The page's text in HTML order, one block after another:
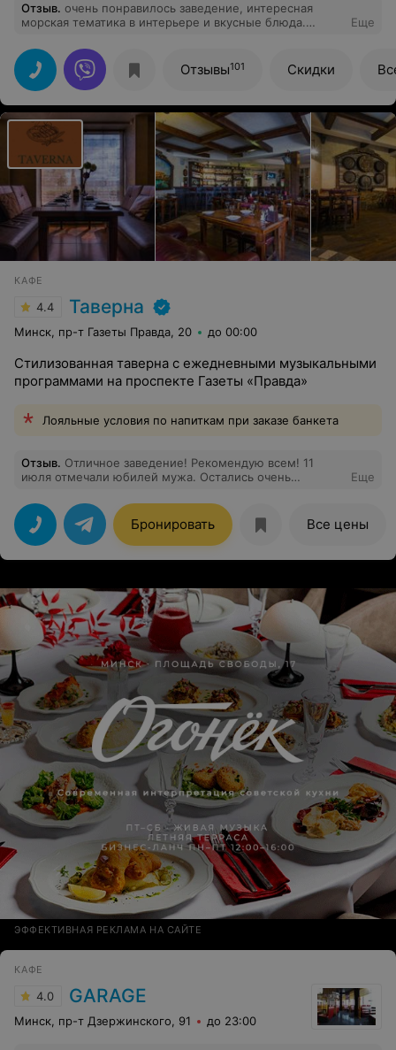
Отзыв. очень понравилось заведение, интересная
морская тематика в интерьере и вкусные блюда.
Еще
Отзывы101 Скидки
КАФЕ
4.4 Таверна
Минск, пр-т Газеты Правда, 20 до 00:00
Стилизованная таверна с ежедневными музыкальными
программами на проспекте Газеты «Правда»
Лояльные условия по напиткам при заказе банкета
Отзыв. Отличное заведение! Рекомендую всем! 11
июля отмечали юбилей мужа. Остались очень
вкусно и очень красивая подача), великолепным
обслуживанием (официанту Анастасии - низкий поклон
и огромное спасибо!!! Такая милая, улыбчивая
девочка)))). Спасибо большое! Удачи и процветания
заведению и вашей команде!!!
Еще
Бронировать Все цены
ЭФФЕКТИВНАЯ РЕКЛАМА НА САЙТЕ
КАФЕ
4.0 GARAGE
Минск, пр-т Дзержинского, 91 до 23:00